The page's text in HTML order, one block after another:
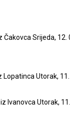
Čakovca Srijeda, 12.
Lopatinca Utorak,
Ivanovca Utorak,